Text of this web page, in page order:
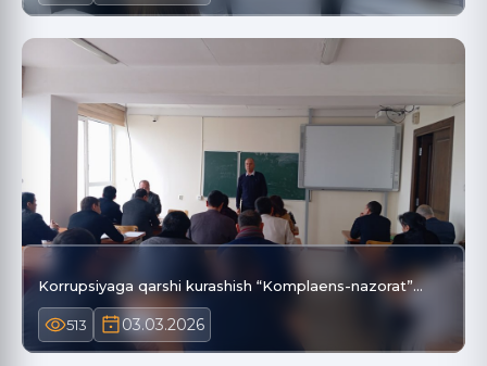
Korrupsiyaga qarshi kurashish “Komplaens-nazorat”…
513 03.03.2026